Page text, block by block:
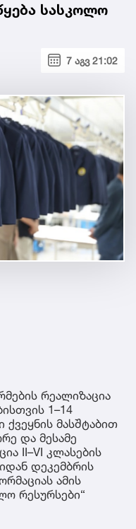
სასკოლო
7 აგვ 21:02
რეალიზაცია
1–14
მასშტაბით
და მესამე
II–VI კლასების
დეკემბრის
ამის
რესურსები“